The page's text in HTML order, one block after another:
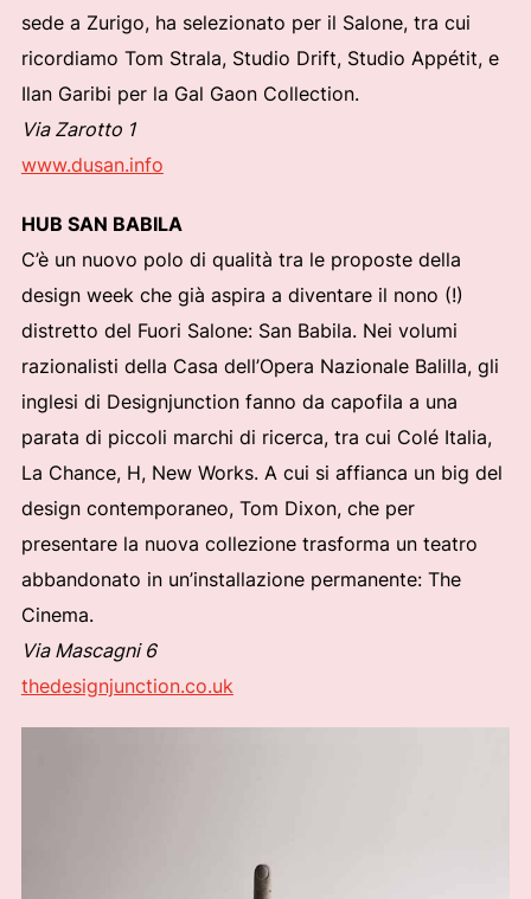
sede a Zurigo, ha selezionato per il Salone, tra cui
ricordiamo Tom Strala, Studio Drift, Studio Appétit, e
Ilan Garibi per la Gal Gaon Collection.
Via Zarotto 1
www.dusan.info
HUB SAN BABILA
C’è un nuovo polo di qualità tra le proposte della
design week che già aspira a diventare il nono (!)
distretto del Fuori Salone: San Babila. Nei volumi
razionalisti della Casa dell’Opera Nazionale Balilla, gli
inglesi di Designjunction fanno da capofila a una
parata di piccoli marchi di ricerca, tra cui Colé Italia,
La Chance, H, New Works. A cui si affianca un big del
design contemporaneo, Tom Dixon, che per
presentare la nuova collezione trasforma un teatro
abbandonato in un’installazione permanente: The
Cinema.
Via Mascagni 6
thedesignjunction.co.uk